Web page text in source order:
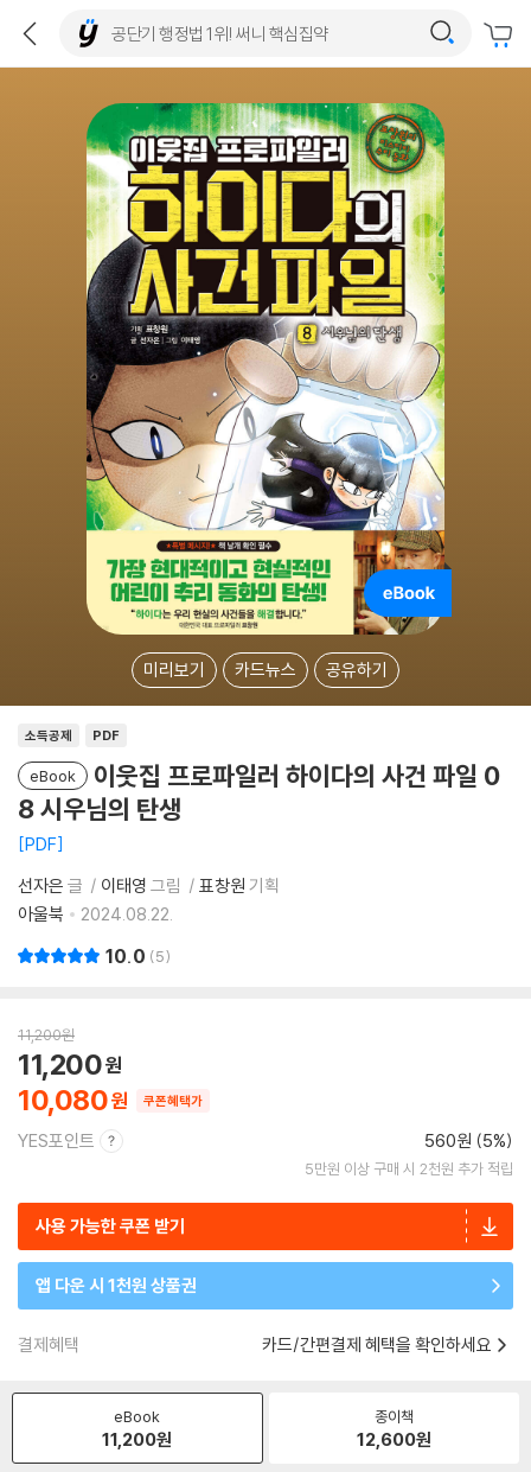
미리보기 카드뉴스 공유하기
소득공제 PDF
eBook
이웃집 프로파일러 하이다의 사건 파일 0
8 시우님의 탄생
PDF
선자은 글 이태영 그림 표창원 기획
아울북
2024.08.22.
10.0 5
11,200원
10,080
11,200
쿠폰혜택가
YES포인트 560원 (5%)
5만원 이상 구매 시 2천원 추가 적립
사용 가능한 쿠폰 받기
앱 다운 시 1천원 상품권
결제혜택 카드/간편결제 혜택을 확인하세요
eBook
11,200원
종이책
12,600원